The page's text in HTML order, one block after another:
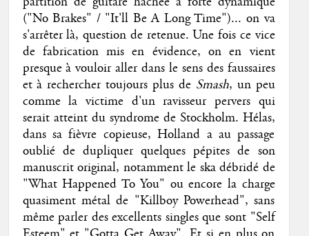
("No Brakes" / "It'll Be A Long Time")... on va
s'arrêter là, question de retenue. Une fois ce vice
de fabrication mis en évidence, on en vient
presque à vouloir aller dans le sens des faussaires
et à rechercher toujours plus de Smash, un peu
comme la victime d'un ravisseur pervers qui
serait atteint du syndrome de Stockholm. Hélas,
dans sa fièvre copieuse, Holland a au passage
oublié de dupliquer quelques pépites de son
manuscrit original, notamment le ska débridé de
"What Happened To You" ou encore la charge
quasiment métal de "Killboy Powerhead", sans
même parler des excellents singles que sont "Self